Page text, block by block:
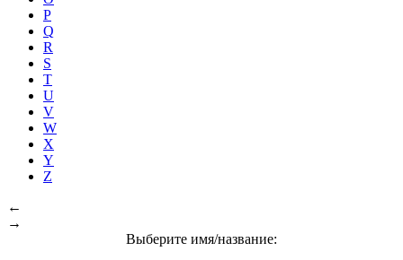
P
Q
R
S
T
U
V
W
X
Y
Z
←
→
Выберите имя/название: